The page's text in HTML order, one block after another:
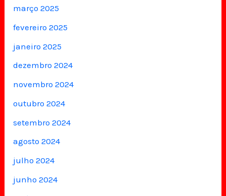
março 2025
fevereiro 2025
janeiro 2025
dezembro 2024
novembro 2024
outubro 2024
setembro 2024
agosto 2024
julho 2024
junho 2024